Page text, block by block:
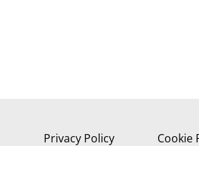
Privacy Policy Cookie